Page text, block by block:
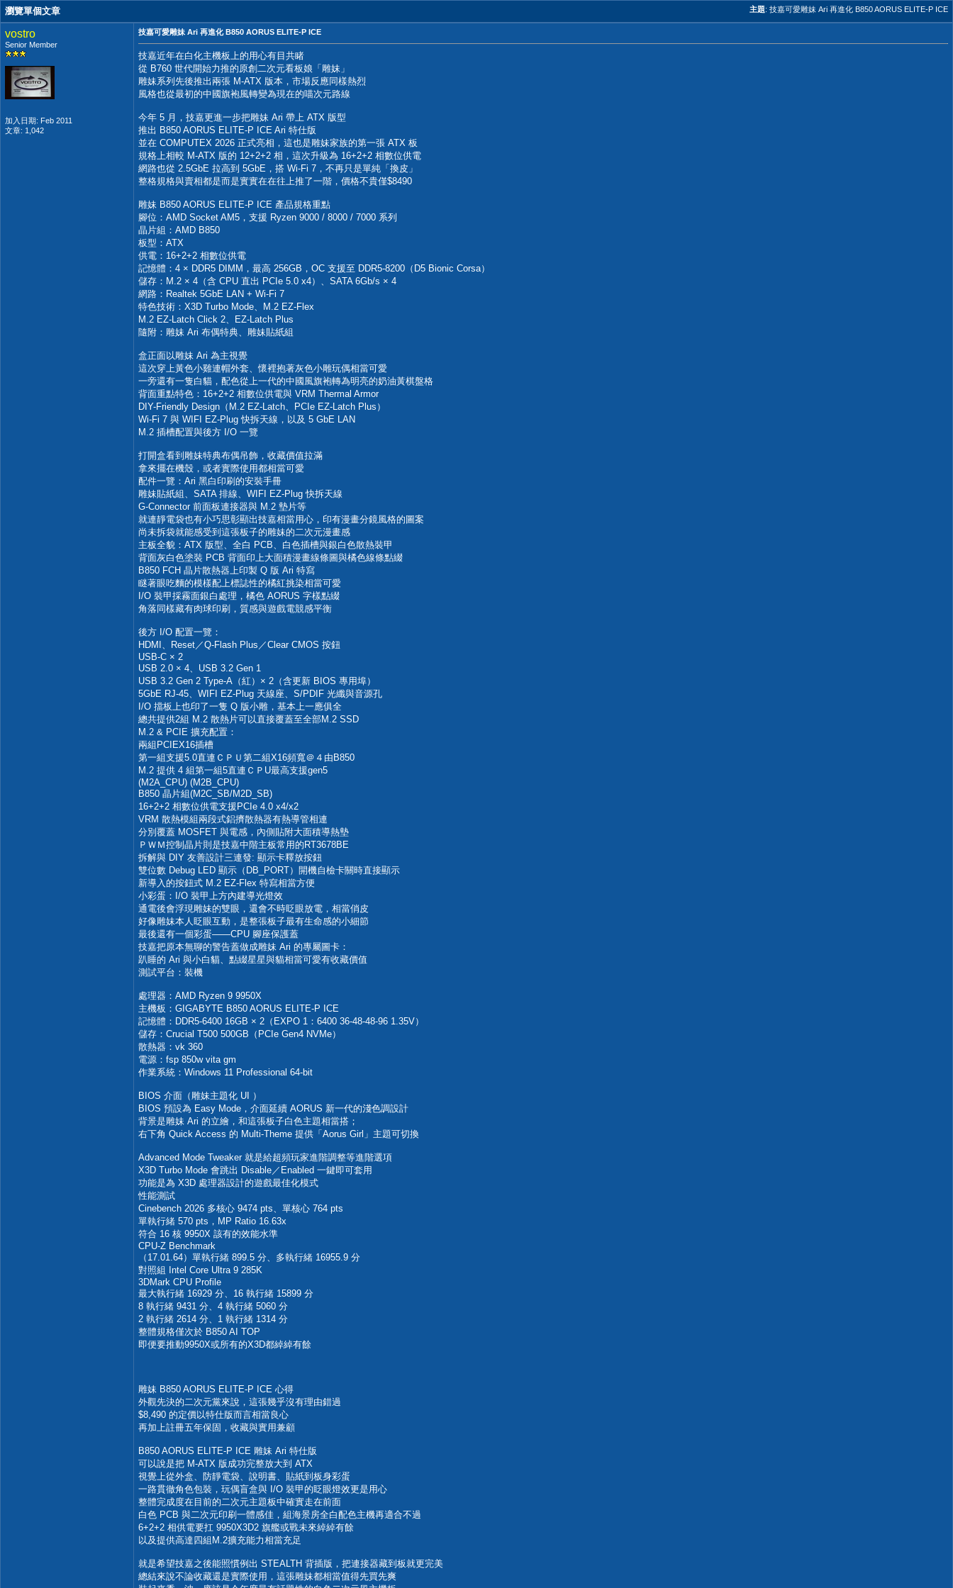
主題: 技嘉可愛雕妹 Ari 再進化 B850 AORUS ELITE-P ICE
瀏覽單個文章
vostro
Senior Member
加入日期: Feb 2011
文章: 1,042
技嘉可愛雕妹 Ari 再進化 B850 AORUS ELITE-P ICE
技嘉近年在白化主機板上的用心有目共睹
從 B760 世代開始力推的原創二次元看板娘「雕妹」
雕妹系列先後推出兩張 M-ATX 版本，市場反應同樣熱烈
風格也從最初的中國旗袍風轉變為現在的喵次元路線
今年 5 月，技嘉更進一步把雕妹 Ari 帶上 ATX 版型
推出 B850 AORUS ELITE-P ICE Ari 特仕版
並在 COMPUTEX 2026 正式亮相，這也是雕妹家族的第一張 ATX 板
規格上相較 M-ATX 版的 12+2+2 相，這次升級為 16+2+2 相數位供電
網路也從 2.5GbE 拉高到 5GbE，搭 Wi-Fi 7，不再只是單純「換皮」
整格規格與賣相都是而是實實在在往上推了一階，價格不貴僅$8490
雕妹 B850 AORUS ELITE-P ICE 產品規格重點
腳位：AMD Socket AM5，支援 Ryzen 9000 / 8000 / 7000 系列
晶片組：AMD B850
板型：ATX
供電：16+2+2 相數位供電
記憶體：4 × DDR5 DIMM，最高 256GB，OC 支援至 DDR5-8200（D5 Bionic Corsa）
儲存：M.2 × 4（含 CPU 直出 PCIe 5.0 x4）、SATA 6Gb/s × 4
網路：Realtek 5GbE LAN + Wi-Fi 7
特色技術：X3D Turbo Mode、M.2 EZ-Flex
M.2 EZ-Latch Click 2、EZ-Latch Plus
隨附：雕妹 Ari 布偶特典、雕妹貼紙組
盒正面以雕妹 Ari 為主視覺
這次穿上黃色小雞連帽外套、懷裡抱著灰色小雕玩偶相當可愛
一旁還有一隻白貓，配色從上一代的中國風旗袍轉為明亮的奶油黃棋盤格
背面重點特色：16+2+2 相數位供電與 VRM Thermal Armor
DIY-Friendly Design（M.2 EZ-Latch、PCIe EZ-Latch Plus）
Wi-Fi 7 與 WIFI EZ-Plug 快拆天線，以及 5 GbE LAN
M.2 插槽配置與後方 I/O 一覽
打開盒看到雕妹特典布偶吊飾，收藏價值拉滿
拿來擺在機殼，或者實際使用都相當可愛
配件一覽：Ari 黑白印刷的安裝手冊
雕妹貼紙組、SATA 排線、WIFI EZ-Plug 快拆天線
G-Connector 前面板連接器與 M.2 墊片等
就連靜電袋也有小巧思彰顯出技嘉相當用心，印有漫畫分鏡風格的圖案
尚未拆袋就能感受到這張板子的雕妹的二次元漫畫感
主板全貌：ATX 版型、全白 PCB、白色插槽與銀白色散熱裝甲
背面灰白色塗裝 PCB 背面印上大面積漫畫線條圖與橘色線條點綴
B850 FCH 晶片散熱器上印製 Q 版 Ari 特寫
瞇著眼吃麵的模樣配上標誌性的橘紅挑染相當可愛
I/O 裝甲採霧面銀白處理，橘色 AORUS 字樣點綴
角落同樣藏有肉球印刷，質感與遊戲電競感平衡
後方 I/O 配置一覽：
HDMI、Reset／Q-Flash Plus／Clear CMOS 按鈕
USB-C × 2
USB 2.0 × 4、USB 3.2 Gen 1
USB 3.2 Gen 2 Type-A（紅）× 2（含更新 BIOS 專用埠）
5GbE RJ-45、WIFI EZ-Plug 天線座、S/PDIF 光纖與音源孔
I/O 擋板上也印了一隻 Q 版小雕，基本上一應俱全
總共提供2組 M.2 散熱片可以直接覆蓋至全部M.2 SSD
M.2 & PCIE 擴充配置：
兩組PCIEX16插槽
第一組支援5.0直連ＣＰＵ第二組X16頻寬＠４由B850
M.2 提供 4 組第一組5直連ＣＰU最高支援gen5
(M2A_CPU) (M2B_CPU)
B850 晶片組(M2C_SB/M2D_SB)
16+2+2 相數位供電支援PCIe 4.0 x4/x2
VRM 散熱模組兩段式鋁擠散熱器有熱導管相連
分別覆蓋 MOSFET 與電感，內側貼附大面積導熱墊
ＰＷＭ控制晶片則是技嘉中階主板常用的RT3678BE
拆解與 DIY 友善設計三連發: 顯示卡釋放按鈕
雙位數 Debug LED 顯示（DB_PORT）開機自檢卡關時直接顯示
新導入的按鈕式 M.2 EZ-Flex 特寫相當方便
小彩蛋：I/O 裝甲上方內建導光燈效
通電後會浮現雕妹的雙眼，還會不時眨眼放電，相當俏皮
好像雕妹本人眨眼互動，是整張板子最有生命感的小細節
最後還有一個彩蛋——CPU 腳座保護蓋
技嘉把原本無聊的警告蓋做成雕妹 Ari 的專屬圖卡：
趴睡的 Ari 與小白貓、點綴星星與貓相當可愛有收藏價值
測試平台：裝機
處理器：AMD Ryzen 9 9950X
主機板：GIGABYTE B850 AORUS ELITE-P ICE
記憶體：DDR5-6400 16GB × 2（EXPO 1：6400 36-48-48-96 1.35V）
儲存：Crucial T500 500GB（PCIe Gen4 NVMe）
散熱器：vk 360
電源：fsp 850w vita gm
作業系統：Windows 11 Professional 64-bit
BIOS 介面（雕妹主題化 UI ）
BIOS 預設為 Easy Mode，介面延續 AORUS 新一代的淺色調設計
背景是雕妹 Ari 的立繪，和這張板子白色主題相當搭；
右下角 Quick Access 的 Multi-Theme 提供「Aorus Girl」主題可切換
Advanced Mode Tweaker 就是給超頻玩家進階調整等進階選項
X3D Turbo Mode 會跳出 Disable／Enabled 一鍵即可套用
功能是為 X3D 處理器設計的遊戲最佳化模式
性能測試
Cinebench 2026 多核心 9474 pts、單核心 764 pts
單執行緒 570 pts，MP Ratio 16.63x
符合 16 核 9950X 該有的效能水準
CPU-Z Benchmark
（17.01.64）單執行緒 899.5 分、多執行緒 16955.9 分
對照組 Intel Core Ultra 9 285K
3DMark CPU Profile
最大執行緒 16929 分、16 執行緒 15899 分
8 執行緒 9431 分、4 執行緒 5060 分
2 執行緒 2614 分、1 執行緒 1314 分
整體規格僅次於 B850 AI TOP
即便要推動9950X或所有的X3D都綽綽有餘
雕妹 B850 AORUS ELITE-P ICE 心得
外觀先決的二次元黨來說，這張幾乎沒有理由錯過
$8,490 的定價以特仕版而言相當良心
再加上註冊五年保固，收藏與實用兼顧
B850 AORUS ELITE-P ICE 雕妹 Ari 特仕版
可以說是把 M-ATX 版成功完整放大到 ATX
視覺上從外盒、防靜電袋、說明書、貼紙到板身彩蛋
一路貫徹角色包裝，玩偶盲盒與 I/O 裝甲的眨眼燈效更是用心
整體完成度在目前的二次元主題板中確實走在前面
白色 PCB 與二次元印刷一體感佳，組海景房全白配色主機再適合不過
6+2+2 相供電要扛 9950X3D2 旗艦或戰未來綽綽有餘
以及提供高達四組M.2擴充能力相當充足
就是希望技嘉之後能照慣例出 STEALTH 背插版，把連接器藏到板就更完美
總結來說不論收藏還是實際使用，這張雕妹都相當值得先買先爽